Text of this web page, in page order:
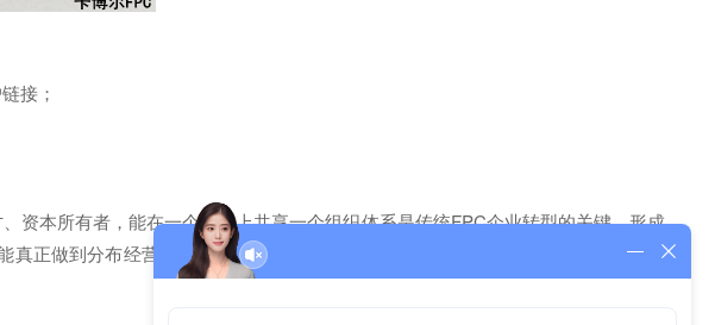
接；
资本所有者，能在一个平台上共享一个组织体系是传统FPC企业转型的关键。形成
正做到分布经营、共识共担、共创共享。这种管理只有互联网时代才能真正的实